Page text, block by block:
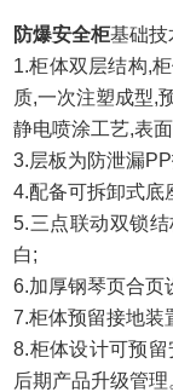
防爆安全柜基础技
1.柜体双层结构,
质,一次注塑成型,
静电喷涂工艺,表
3.层板为防泄漏
4.配备可拆卸式底
5.三点联动双锁
白;
6.加厚钢琴页合页
7.柜体预留接地装
8.柜体设计可预
后期产品升级管理